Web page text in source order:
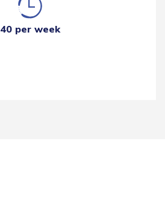
40 per week